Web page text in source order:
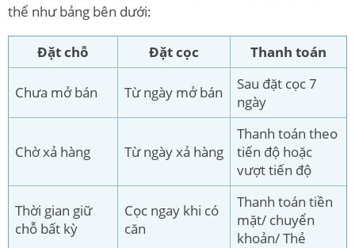
thể như bảng bên dưới:
Đặt chỗ Đặt cọc Thanh toán
Chưa mở bán Từ ngày mở bán
Sau đặt cọc 7
ngày
Chờ xả hàng Từ ngày xả hàng
Thanh toán theo
tiến độ hoặc
vượt tiến độ
Thời gian giữ
chỗ bất kỳ
Cọc ngay khi có
căn
Thanh toán tiền
mặt/ chuyển
khoản/ Thẻ